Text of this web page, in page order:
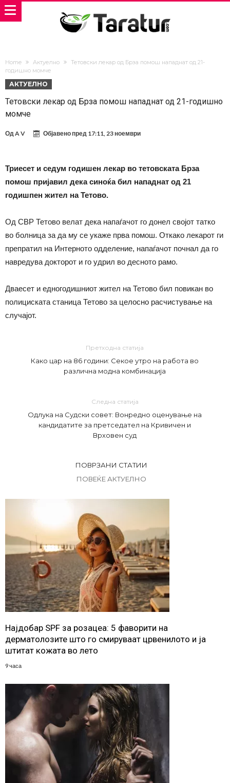
Home Актуелно
Тетовски лекар од Брза помош нападнат од 21-
годишно момче
АКТУЕЛНО
Тетовски лекар од Брза помош нападнат од 21-годишно
момче
ОдA V Објавено пред 17:11, 23 ноември
Триесет и седум годишен лекар во тетовската Брза
помош пријавил дека синоќа бил нападнат од 21
годишпен жител на Тетово.
Од СВР Тетово велат дека напаѓачот го донел својот татко
во болница за да му се укаже прва помош. Откако лекарот ги
препратил на Интерното одделение, напаѓачот почнал да го
навредува докторот и го удрил во десното рамо.
Дваесет и едногодишниот жител на Тетово бил повикан во
полициската станица Тетово за целосно расчистување на
случајот.
Претходна статија
Како цар на 86 години: Секое утро на работа во
различна модна комбинација
Следна статија
Одлука на Судски совет: Вонредно оценување на
кандидатите за претседател на Кривичен и
Врховен суд
ПОВРЗАНИ СТАТИИ
ПОВЕЌЕ АКТУЕЛНО
Најдобар SPF за розацеа: 5 фаворити на
дерматолозите што го смируваат црвенилото и ја
штитат кожата во лето
9 часа